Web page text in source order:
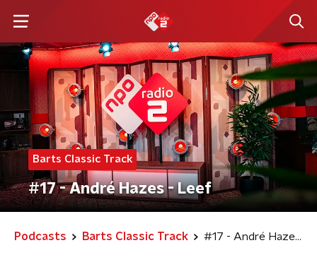
Barts Classic Track
#17 - André Hazes - Leef
Podcasts Barts Classic Track #17 - André Hazes - Leef